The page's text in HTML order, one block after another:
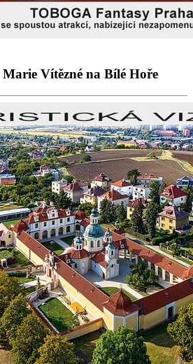
Vítězné na Bílé Hoře